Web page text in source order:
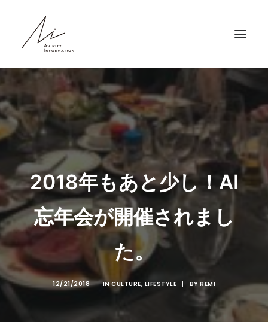
HOME
SERVICE
NEWS
RECRUIT
COMPANY
CONTACT
2018年もあと少し！AI
忘年会が開催されまし
た。
12/21/2018 | INCULTURE, LIFESTYLE | BY REMI